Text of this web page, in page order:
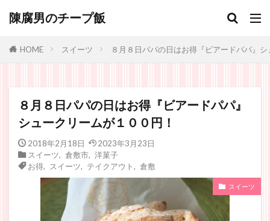
陳腐男のチープ飯
HOME スイーツ ８月８日パパの日はお得『ビアードパパ』
８月８日パパの日はお得『ビアードパパ』
シュークリームが１００円！
2018年2月18日
2023年3月23日
スイーツ
倉敷市, 洋菓子
お得, スイーツ テイクアウト 倉敷
スイーツ